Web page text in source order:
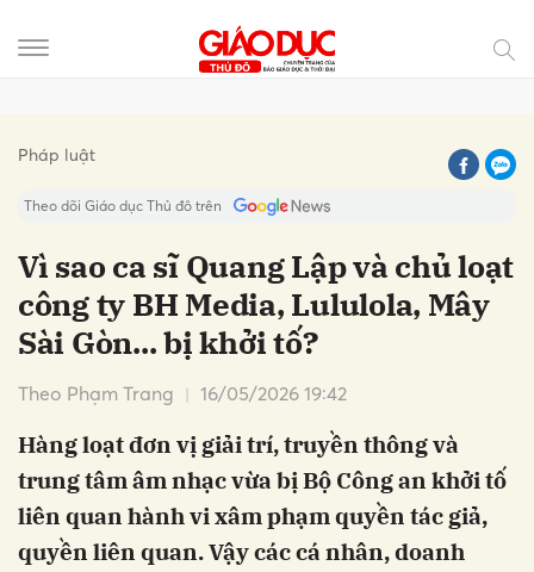
Pháp luật
Theo dõi Giáo dục Thủ đô trên
Vì sao ca sĩ Quang Lập và chủ loạt
công ty BH Media, Lululola, Mây
Sài Gòn... bị khởi tố?
Theo Phạm Trang 16/05/2026 19:42
Hàng loạt đơn vị giải trí, truyền thông và
trung tâm âm nhạc vừa bị Bộ Công an khởi tố
liên quan hành vi xâm phạm quyền tác giả,
quyền liên quan. Vậy các cá nhân, doanh
Hủy Gửi